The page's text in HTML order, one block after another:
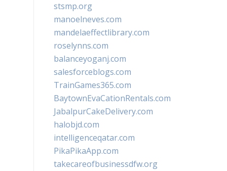
stsmp.org
manoelneves.com
mandelaeffectlibrary.com
roselynns.com
balanceyoganj.com
salesforceblogs.com
TrainGames365.com
BaytownEvaCationRentals.com
JabalpurCakeDelivery.com
halobjd.com
intelligenceqatar.com
PikaPikaApp.com
takecareofbusinessdfw.org